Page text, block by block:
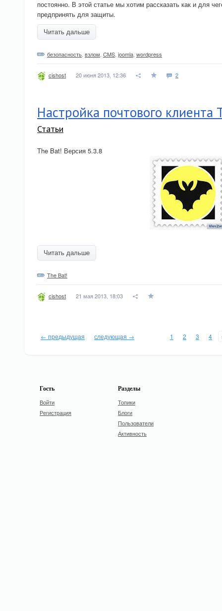
постоянно. В этой статье мы хотим рассказать как и для
предпринять для защиты.
Читать дальше
безопасность взлом CMS joomla wordpress
cishost 20 июня 2013, 12:36 2
Настройка почтового клиента
Статьи
The Bat! Версия 5.3.8
Читать дальше
The Bat!
cishost 21 мая 2013, 18:03
← предыдущая следующая → 1 2 3 4
Гость
Войти
Регистрация
Разделы
Топики
Блоги
Пользователи
Активность